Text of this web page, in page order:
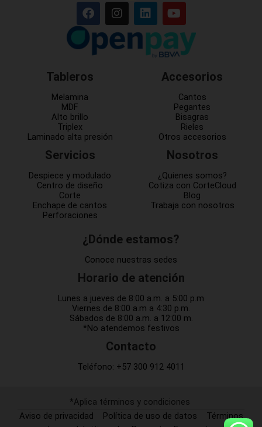
Tableros
Melamina
MDF
Alto brillo
Triplex
Laminado alta presión
Servicios
Despiece y modulado
Centro de diseño
Corte
Enchape de cantos
Perforaciones
Accesorios
Cantos
Pegantes
Bisagras
Rieles
Otros accesorios
Nosotros
¿Quienes somos?
Cotiza con CorteCloud
Blog
Trabaja con nosotros
¿Dónde estamos?
Conoce nuestras sedes
Horario de atención
Lunes a jueves de 8:00 a.m. a 5:00 p.m
Viernes de 8:00 a.m a 4:30 p.m.
Sábados de 8:00 a.m. a 12:00 m.
*No atendemos festivos
Contacto
Teléfono: +57 300 912 4011
*Aplica términos y condiciones
Aviso de privacidad
Política de uso de datos Términos